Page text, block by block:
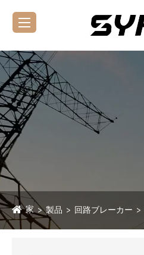
家 製品 回路ブレーカー